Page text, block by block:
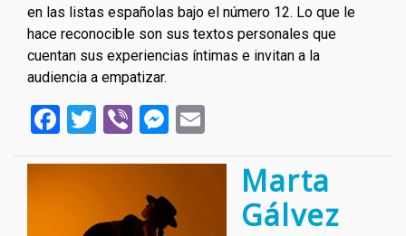
en las listas españolas bajo el número 12. Lo que le
hace reconocible son sus textos personales que
cuentan sus experiencias íntimas e invitan a la
audiencia a empatizar.
Facebook
Twitter
ViberMessenger
Marta
Gálvez